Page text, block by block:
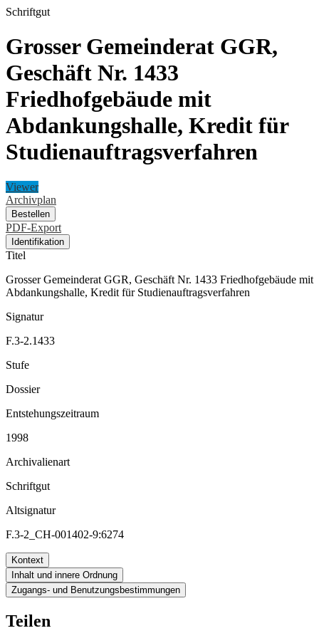
Schriftgut
Grosser Gemeinderat GGR,
Geschäft Nr. 1433
Friedhofgebäude mit
Abdankungshalle, Kredit für
Studienauftragsverfahren
Viewer
Archivplan
Bestellen
PDF-Export
Identifikation
Titel
Grosser Gemeinderat GGR, Geschäft Nr. 1433 Friedhofgebäude mit
Abdankungshalle, Kredit für Studienauftragsverfahren
Signatur
F.3-2.1433
Stufe
Dossier
Entstehungszeitraum
1998
Archivalienart
Schriftgut
Altsignatur
F.3-2_CH-001402-9:6274
Kontext
Inhalt und innere Ordnung
Zugangs- und Benutzungsbestimmungen
Teilen